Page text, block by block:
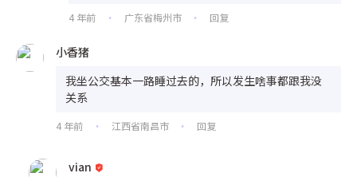
4 年前 • 广东省梅州市 • 回复
小香猪
我坐公交基本一路睡过去的，所以发生啥事都跟我没
关系
4 年前 • 江西省南昌市 • 回复
vian